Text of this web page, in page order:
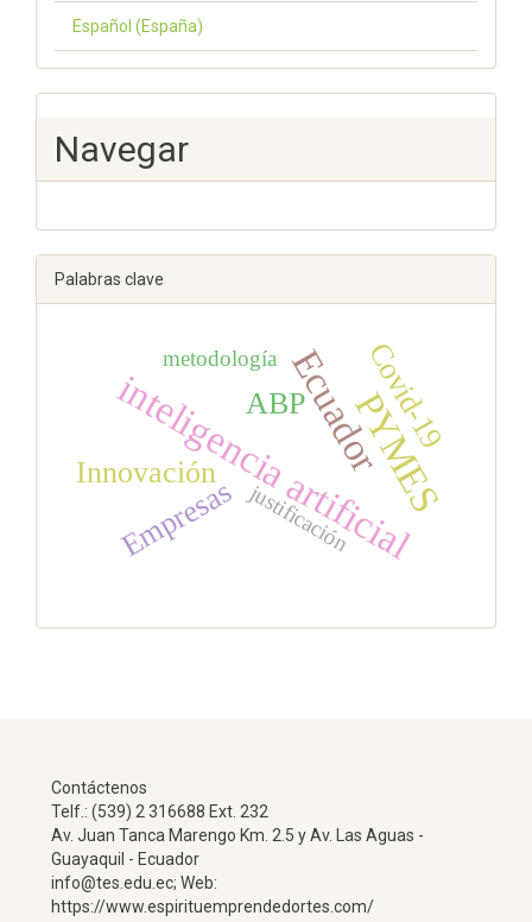
Español (España)
Navegar
Palabras clave
inteligencia artificial
PYMES
Ecuador
Innovación
ABP
Empresas
Covid-19
metodología
justificación
Contáctenos
Telf.: (539) 2 316688 Ext. 232
Av. Juan Tanca Marengo Km. 2.5 y Av. Las Aguas -
Guayaquil - Ecuador
info@tes.edu.ec; Web:
https://www.espirituemprendedortes.com/